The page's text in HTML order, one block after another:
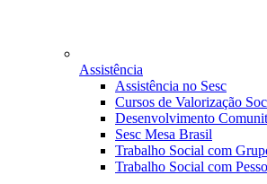
Assistência
Assistência no Sesc
Cursos de Valorização
Desenvolvimento
Sesc Mesa Brasil
Trabalho Social com
Trabalho Social com